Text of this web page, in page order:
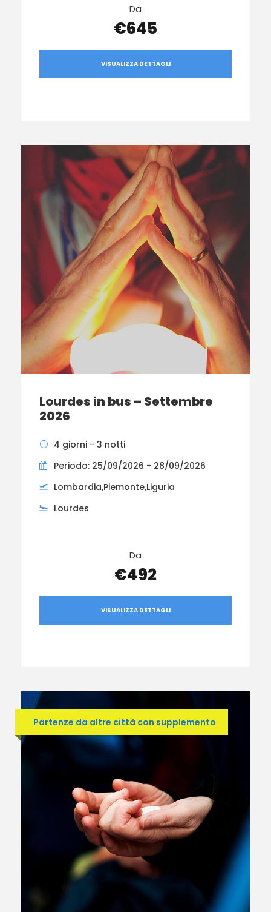
Da
€645
VISUALIZZA DETTAGLI
Lourdes in bus – Settembre
2026
4 giorni - 3 notti
Periodo: 25/09/2026 - 28/09/2026
Lombardia,Piemonte,Liguria
Lourdes
Da
€492
VISUALIZZA DETTAGLI
Partenze da altre città con supplemento